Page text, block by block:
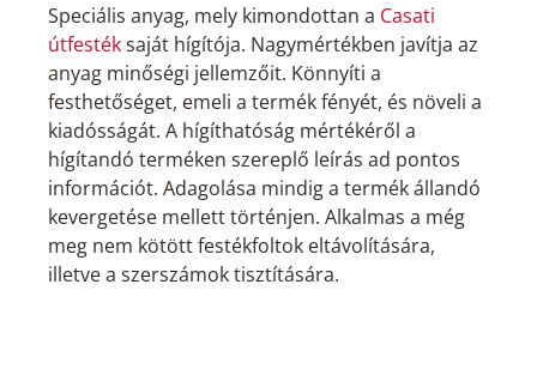
Speciális anyag, mely kimondottan a Casati
útfestéksaját hígítója. Nagymértékben javítja az
anyag minőségi jellemzőit. Könnyíti a
festhetőséget, emeli a termék fényét, és növeli a
kiadósságát. A hígíthatóság mértékéről a
hígítandó terméken szereplő leírás ad pontos
információt. Adagolása mindig a termék állandó
kevergetése mellett történjen. Alkalmas a még
meg nem kötött festékfoltok eltávolítására,
illetve a szerszámok tisztítására.